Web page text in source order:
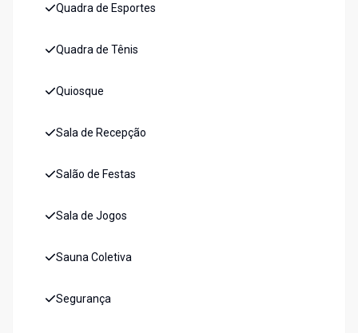
Quadra de Esportes
Quadra de Tênis
Quiosque
Sala de Recepção
Salão de Festas
Sala de Jogos
Sauna Coletiva
Segurança